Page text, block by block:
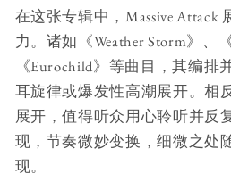
在这张专辑中，Massive Attack
力。诸如《Weather Storm》、
《Eurochild》等曲目，其编排
耳旋律或爆发性高潮展开。相
展开，值得听众用心聆听并反
现，节奏微妙变换，细微之处
现。